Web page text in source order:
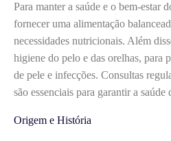
Para manter a saúde e o bem-estar
fornecer uma alimentação
necessidades nutricionais. Além
higiene do pelo e das orelhas, para
de pele e infecções. Consultas
são essenciais para garantir a
Origem e História